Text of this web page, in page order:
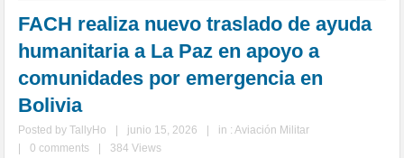
FACH realiza nuevo traslado de ayuda
humanitaria a La Paz en apoyo a
comunidades por emergencia en
Bolivia
Posted byTallyHo | junio 15, 2026 | in :Aviación Militar
|
0 comments | 384 Views